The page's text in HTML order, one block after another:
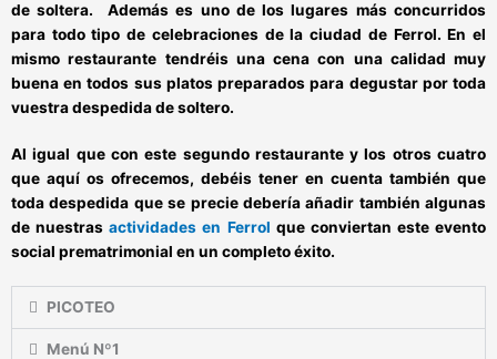
de soltera.
Además es uno de los lugares más concurridos
para todo tipo de celebraciones de la ciudad de Ferrol. En el
mismo restaurante tendréis una cena con una calidad muy
buena en todos sus platos preparados para degustar por toda
vuestra despedida de soltero.
Al igual que con este segundo restaurante y los otros cuatro
que aquí os ofrecemos, debéis tener en cuenta también que
toda despedida que se precie debería añadir también algunas
de nuestrasactividades en Ferrol que conviertan este evento
social prematrimonial en un completo éxito.
PICOTEO
Menú Nº1